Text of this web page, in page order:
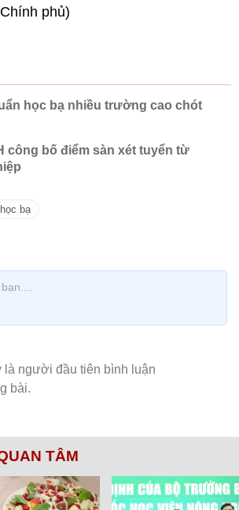
phủ)
học bạ nhiều trường cao chót
công bố điểm sàn xét tuyển từ
bạ
TÂM